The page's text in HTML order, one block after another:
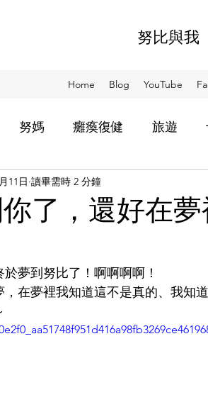
努比與我
Home Blog YouTube
努媽 癱瘓復健 旅遊
比教會我的事
了，還好在
11日 讀畢需時 2 分鐘
夢到努比了！啊啊啊啊！
在夢裡我知道這不是真的、我知